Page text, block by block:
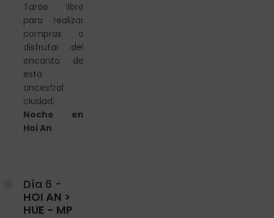
Tarde libre
para realizar
compras o
disfrutar del
encanto de
esta
ancestral
ciudad.
Noche en
Hoi An
Día 6 -
HOI AN >
HUE - MP